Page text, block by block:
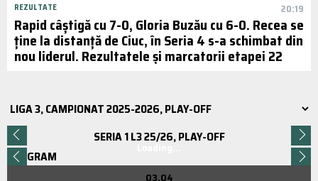
REZULTATE 20:19
Rapid câștigă cu 7-0, Gloria Buzău cu 6-0. Recea se
ține la distanță de Ciuc, în Seria 4 s-a schimbat din
nou liderul. Rezultatele și marcatorii etapei 22
SERIA 1 L3 25/26, PLAY-OFF
PROGRAM
03.04